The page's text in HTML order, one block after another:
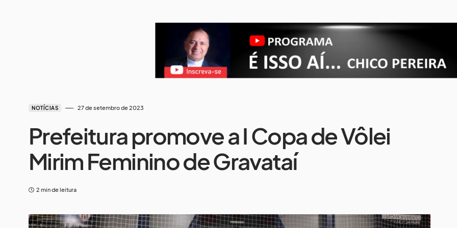
NOTÍCIAS 27 de setembro de 2023
Prefeitura promove a I Copa de Vôlei
Mirim Feminino de Gravataí
2 min de leitura